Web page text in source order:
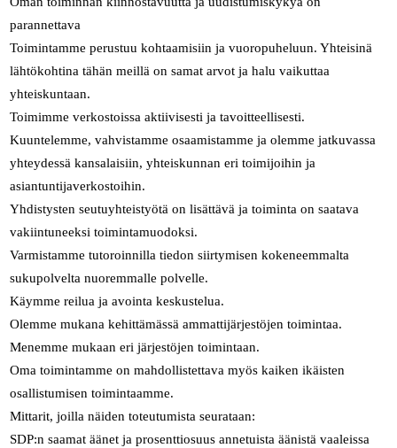
parannettava
Toimintamme perustuu kohtaamisiin ja vuoropuheluun. Yhteisinä
lähtökohtina tähän meillä on samat arvot ja halu vaikuttaa
yhteiskuntaan.
Toimimme verkostoissa aktiivisesti ja tavoitteellisesti.
Kuuntelemme, vahvistamme osaamistamme ja olemme jatkuvassa
yhteydessä kansalaisiin, yhteiskunnan eri toimijoihin ja
asiantuntijaverkostoihin.
Yhdistysten seutuyhteistyötä on lisättävä ja toiminta on saatava
vakiintuneeksi toimintamuodoksi.
Varmistamme tutoroinnilla tiedon siirtymisen kokeneemmalta
sukupolvelta nuoremmalle polvelle.
Käymme reilua ja avointa keskustelua.
Olemme mukana kehittämässä ammattijärjestöjen toimintaa.
Menemme mukaan eri järjestöjen toimintaan.
Oma toimintamme on mahdollistettava myös kaiken ikäisten
osallistumisen toimintaamme.
Mittarit, joilla näiden toteutumista seurataan:
SDP:n saamat äänet ja prosenttiosuus annetuista äänistä vaaleissa